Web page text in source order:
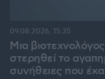
Μια
στερηθεί το
συνήθειες που
09.08.2026, 15:35